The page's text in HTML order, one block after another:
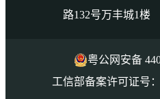
路132号万丰城1楼
粤公网安备
工信部备案许可证号